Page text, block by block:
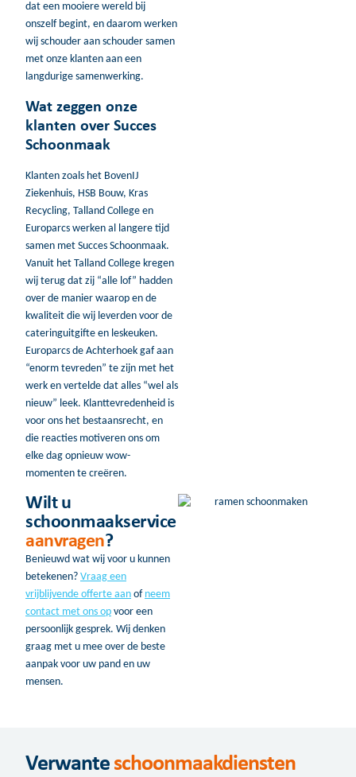
dat een mooiere wereld bij
onszelf begint, en daarom werken
wij schouder aan schouder samen
met onze klanten aan een
langdurige samenwerking.
Wat zeggen onze
klanten over Succes
Schoonmaak
Klanten zoals het BovenIJ
Ziekenhuis, HSB Bouw, Kras
Recycling, Talland College en
Europarcs werken al langere tijd
samen met Succes Schoonmaak.
Vanuit het Talland College kregen
wij terug dat zij “alle lof” hadden
over de manier waarop en de
kwaliteit die wij leverden voor de
cateringuitgifte en leskeuken.
Europarcs de Achterhoek gaf aan
“enorm tevreden” te zijn met het
werk en vertelde dat alles “wel als
nieuw” leek. Klanttevredenheid is
voor ons het bestaansrecht, en
die reacties motiveren ons om
elke dag opnieuw wow-
momenten te creëren.
Wilt u
schoonmaakservice
aanvragen?
Benieuwd wat wij voor u kunnen
betekenen? Vraag een
vrijblijvende offerte aan of neem
contact met ons op voor een
persoonlijk gesprek. Wij denken
graag met u mee over de beste
aanpak voor uw pand en uw
mensen.
Verwante schoonmaakdiensten